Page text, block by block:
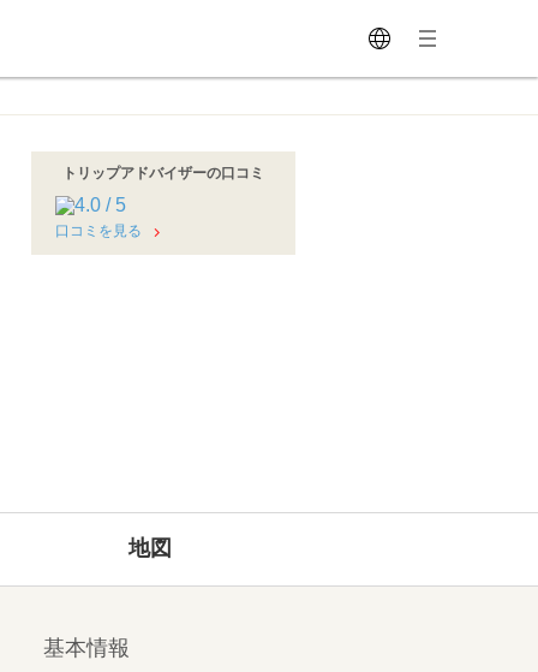
トリップアドバイザーの口コミ
口コミを見る
地図
基本情報